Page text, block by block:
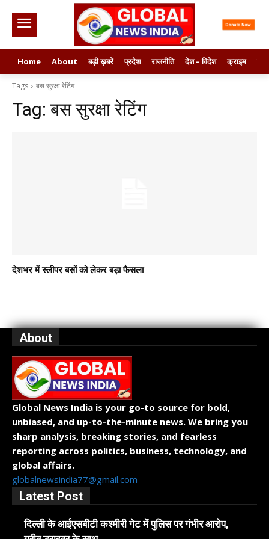
Home About बड़ी ख़बरें प्रदेश राजनीति देश – विदेश क्राइम
Tags बस सुरक्षा रेटिंग
Tag:बस सुरक्षा रेटिंग
देशभर में स्लीपर बसों को लेकर बड़ा फैसला
About
Global News India is your go-to source for bold,
unbiased, and up-to-the-minute news. We bring you
sharp analysis, breaking stories, and fearless
reporting across politics, business, technology, and
global affairs.
globalnewsindia77@gmail.com
Latest Post
दिल्ली के आईएसबीटी कश्मीरी गेट में पुलिस पर गंभीर आरोप,